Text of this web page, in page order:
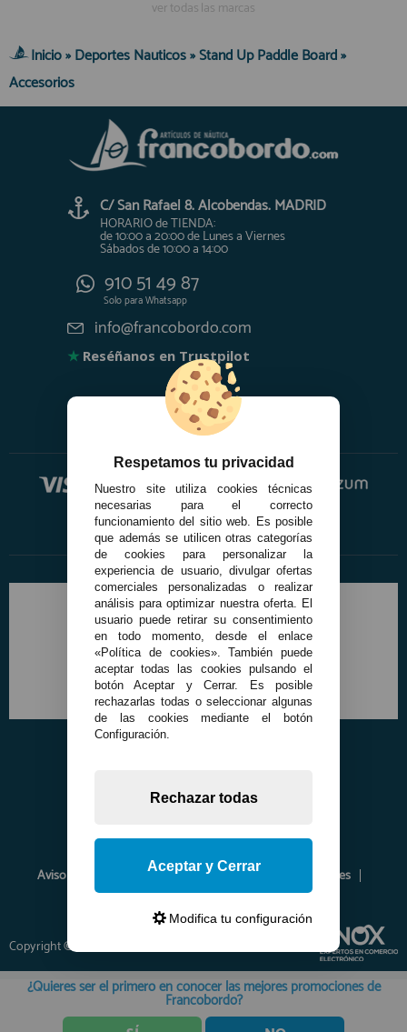
ver todas las marcas
Inicio»Deportes Nauticos»Stand Up Paddle Board»
Accesorios
C/ San Rafael 8. Alcobendas. MADRID
HORARIO de TIENDA:
de 10:00 a 20:00 de Lunes a Viernes
Sábados de 10:00 a 14:00
910 51 49 87
Solo paraWhatsapp
info@francobordo.com
★ Reséñanos en Trustpilot
Aviso Legal Política de Privacidad
Política de Cookies
Envíos y Devoluciones
Opiniones
Copyright © 2026 www.francobordo.com
Respetamos tu privacidad
Nuestro site utiliza cookies técnicas
necesarias para el correcto
funcionamiento del sitio web. Es posible
que además se utilicen otras categorías
de cookies para personalizar la
experiencia de usuario, divulgar ofertas
comerciales personalizadas o realizar
análisis para optimizar nuestra oferta. El
usuario puede retirar su consentimiento
en todo momento, desde el enlace
«Política de cookies». También puede
aceptar todas las cookies pulsando el
botón Aceptar y Cerrar. Es posible
rechazarlas todas o seleccionar algunas
de las cookies mediante el botón
Configuración.
Rechazar todas
Aceptar y Cerrar
Modifica tu configuración
¿Quieres ser el primero en conocer las mejores promociones de
Francobordo?